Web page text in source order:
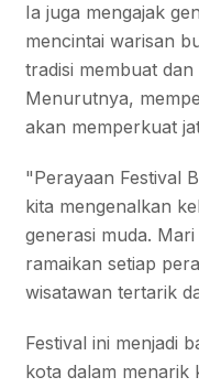
Ia juga mengajak
mencintai warisan
tradisi membuat
Menurutnya,
akan memperkuat
"Perayaan Festival
kita mengenalkan
generasi muda.
ramaikan setiap
wisatawan tertarik
Festival ini menjadi
kota dalam menarik